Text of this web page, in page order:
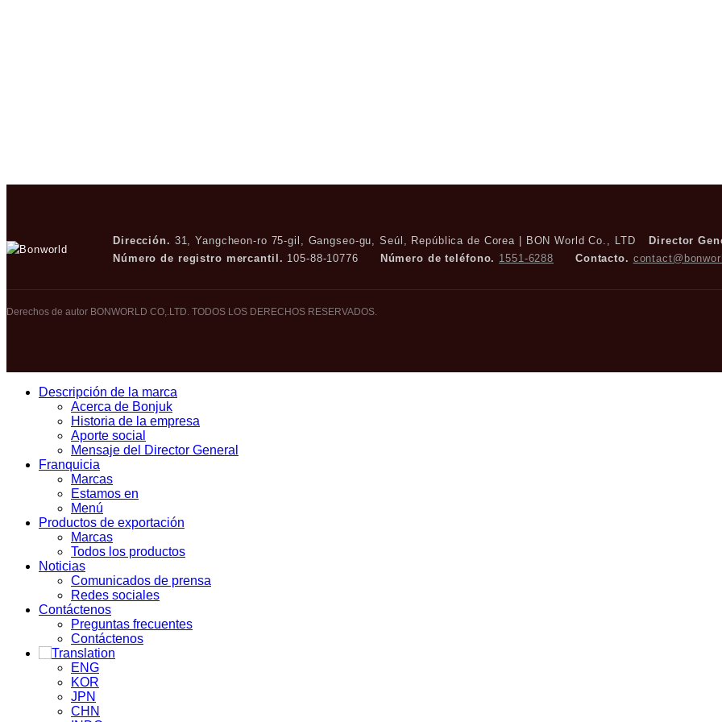
Dirección. 31, Yangcheon-ro 75-gil, Gangseo-gu, Seúl, República de Corea | BON World Co., LTD Director
Número de registro mercantil. 105-88-10776 Número de teléfono. 1551-6288 Contacto.
Derechos de autor BONWORLD CO,.LTD. TODOS LOS DERECHOS RESERVADOS.
Close Descripción de la marca
Acerca de Bonjuk
Historia de la empresa
Aporte social
Mensaje del Director General
Franquicia
Marcas
Estamos en
Menú
Productos de exportación
Marcas
Todos los productos
Noticias
Comunicados de prensa
Redes sociales
Contáctenos
Preguntas frecuentes
Contáctenos
ENG
KOR
JPN
CHN